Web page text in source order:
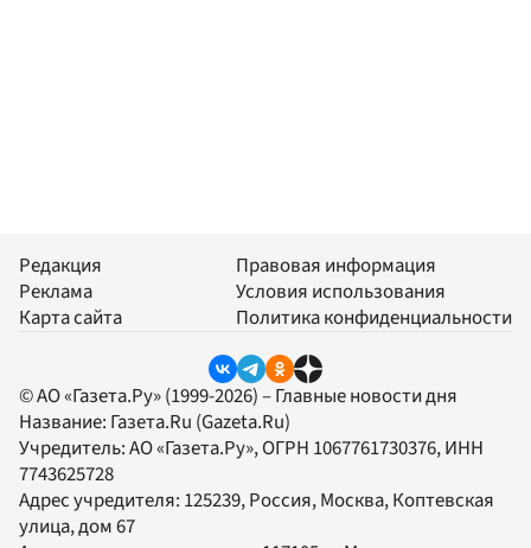
Редакция
Реклама
Карта сайта
Правовая информация
Условия использования
Политика конфиденциальности
© АО «Газета.Ру» (1999-2026) – Главные новости дня
Название: Газета.Ru (Gazeta.Ru)
Учредитель:АО «Газета.Ру», ОГРН 1067761730376, ИНН
7743625728
Адрес учредителя: 125239, Россия, Москва, Коптевская
улица, дом 67